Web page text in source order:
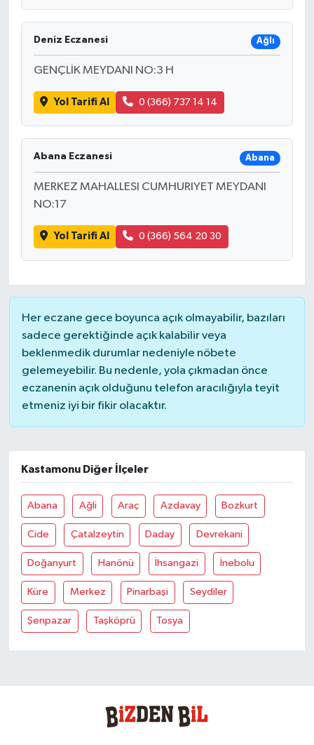
Deniz Eczanesi Ağlı
GENÇLİK MEYDANI NO:3 H
Yol Tarifi Al 0 (366) 737 14 14
Abana Eczanesi Abana
MERKEZ MAHALLESI CUMHURIYET MEYDANI
NO:17
Yol Tarifi Al 0 (366) 564 20 30
Her eczane gece boyunca açık olmayabilir, bazıları
sadece gerektiğinde açık kalabilir veya
beklenmedik durumlar nedeniyle nöbete
gelemeyebilir. Bu nedenle, yola çıkmadan önce
eczanenin açık olduğunu telefon aracılığıyla teyit
etmeniz iyi bir fikir olacaktır.
Kastamonu Diğer İlçeler
Abana Ağli Araç Azdavay Bozkurt
Cide Çatalzeytin Daday Devrekani
Doğanyurt Hanönü İhsangazi İnebolu
Küre Merkez Pinarbaşi Seydiler
Şenpazar Taşköprü Tosya